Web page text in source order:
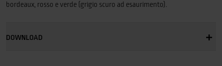
bordeaux, rosso e verde (grigio scuro ad esaurimento).
DOWNLOAD